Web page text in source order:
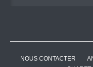
NOUS CONTACTER